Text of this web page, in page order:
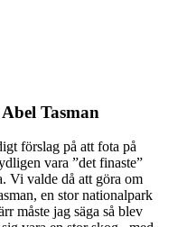
Tasman
förslag på att fota på
vara ”det finaste”
Vi valde då att göra om
en stor nationalpark
måste jag säga så blev